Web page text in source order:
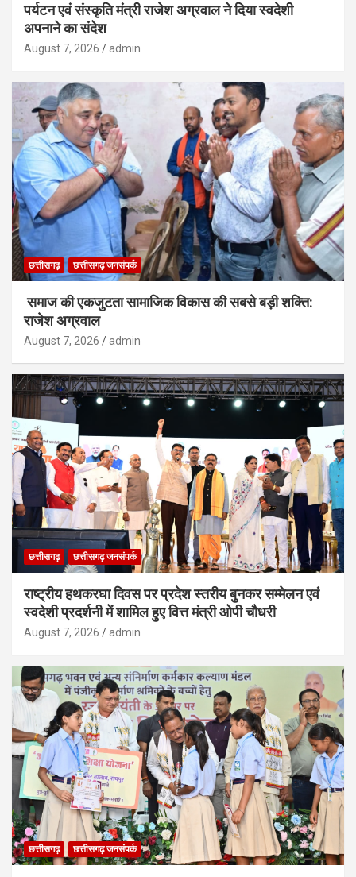
पर्यटन एवं संस्कृति मंत्री राजेश अग्रवाल ने दिया स्वदेशी
अपनाने का संदेश
August 7, 2026 admin
छत्तीसगढ़ छत्तीसगढ़ जनसंपर्क
समाज की एकजुटता सामाजिक विकास की सबसे बड़ी शक्ति:
राजेश अग्रवाल
August 7, 2026 admin
छत्तीसगढ़ छत्तीसगढ़ जनसंपर्क
राष्ट्रीय हथकरघा दिवस पर प्रदेश स्तरीय बुनकर सम्मेलन एवं
स्वदेशी प्रदर्शनी में शामिल हुए वित्त मंत्री ओपी चौधरी
August 7, 2026 admin
छत्तीसगढ़ छत्तीसगढ़ जनसंपर्क